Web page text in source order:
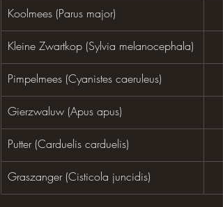
Koolmees (Parus major)
Kleine Zwartkop (Sylvia melanocephala)
Pimpelmees (Cyanistes caeruleus)
Gierzwaluw (Apus apus)
Putter (Carduelis carduelis)
Graszanger (Cisticola juncidis)